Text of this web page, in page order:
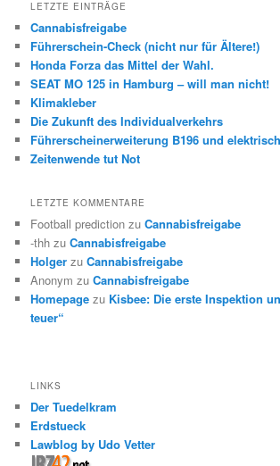
LETZTE EINTRÄGE
Cannabisfreigabe
Führerschein-Check (nicht nur für Ältere!)
Honda Forza das Mittel der Wahl.
SEAT MO 125 in Hamburg – will man nicht!
Klimakleber
Die Zukunft des Individualverkehrs
Führerscheinerweiterung B196 und
Zeitenwende tut Not
LETZTE KOMMENTARE
Football prediction zuCannabisfreigabe
-thh zuCannabisfreigabe
Holger zuCannabisfreigabe
Anonym zuCannabisfreigabe
Homepage zu Kisbee: Die erste Inspektion
teuer“
LINKS
Der Tuedelkram
Erdstueck
Lawblog by Udo Vetter